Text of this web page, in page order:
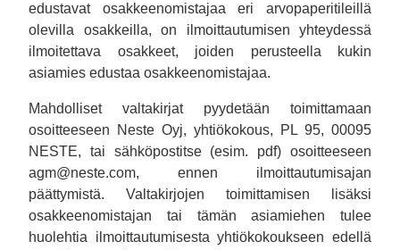
edustavat osakkeenomistajaa eri arvopaperitileillä
olevilla osakkeilla, on ilmoittautumisen yhteydessä
ilmoitettava osakkeet, joiden perusteella kukin
asiamies edustaa osakkeenomistajaa.
Mahdolliset valtakirjat pyydetään toimittamaan
osoitteeseen Neste Oyj, yhtiökokous, PL 95, 00095
NESTE, tai sähköpostitse (esim. pdf) osoitteeseen
agm@neste.com, ennen ilmoittautumisajan
päättymistä. Valtakirjojen toimittamisen lisäksi
osakkeenomistajan tai tämän asiamiehen tulee
huolehtia ilmoittautumisesta yhtiökokoukseen edellä